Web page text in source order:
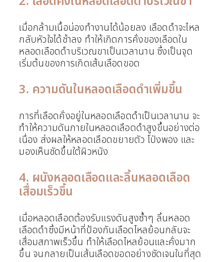
เมื่อกล้ามเนื้อน่องทำงานได้น้อยลง เลือดดำจะไหล
กลับหัวใจได้ช้าลง ทำให้เกิดการคั่งของเลือดใน
หลอดเลือดดำบริเวณขาเป็นเวลานาน ซึ่งเป็นจุด
เริ่มต้นของการเกิดเส้นเลือดขอด
3. ความดันในหลอดเลือดดำเพิ่มขึ้น
การที่เลือดคั่งอยู่ในหลอดเลือดดำเป็นเวลานาน จะ
ทำให้ความดันภายในหลอดเลือดดำสูงขึ้นอย่างต่อ
เนื่อง ส่งผลให้หลอดเลือดขยายตัว โป่งพอง และ
มองเห็นชัดขึ้นใต้ผิวหนัง
4. ผนังหลอดเลือดและลิ้นหลอดเลือด
เสื่อมเร็วขึ้น
เมื่อหลอดเลือดต้องรับแรงดันสูงซ้ำๆ ลิ้นหลอด
เลือดดำซึ่งมีหน้าที่ป้องกันเลือดไหลย้อนกลับจะ
เสื่อมสภาพเร็วขึ้น ทำให้เลือดไหลย้อนและคั่งมาก
ขึ้น จนกลายเป็นเส้นเลือดขอดอย่างชัดเจนในที่สุด